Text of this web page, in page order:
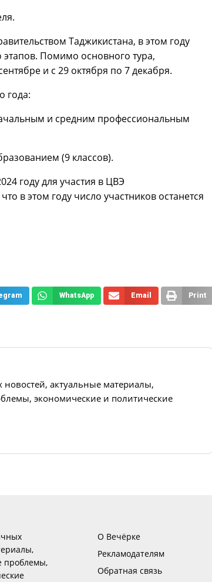
Таджикистана, в этом году
этапов. Помимо основного тура,
и с 29 октября по 7 декабря.
года:
и средним профессиональным
(9 классов).
году для участия в ЦВЭ
в этом году число участников останется
WhatsApp Email Print
новостей, актуальные материалы,
экономические и политические
проблемы,
О Вечёрке
Рекламодателям
Обратная связь